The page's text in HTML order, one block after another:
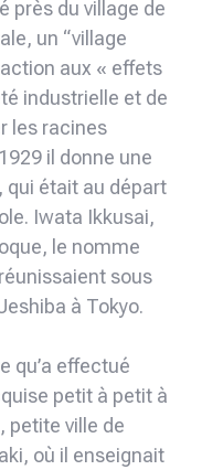
près du village de
un “village
aux « effets
industrielle et de
les racines
il donne une
qui était au départ
Iwata Ikkusai,
le nomme
sous
à Tokyo.
qu’a effectué
petit à petit à
petite ville de
où il enseignait